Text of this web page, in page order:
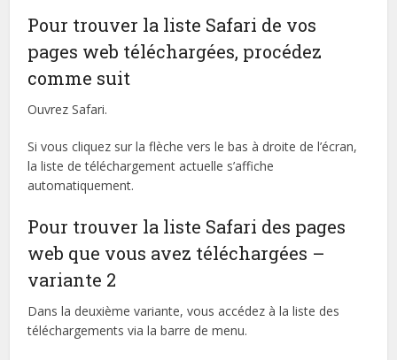
Pour trouver la liste Safari de vos
pages web téléchargées, procédez
comme suit
Ouvrez Safari.
Si vous cliquez sur la flèche vers le bas à droite de l’écran,
la liste de téléchargement actuelle s’affiche
automatiquement.
Pour trouver la liste Safari des pages
web que vous avez téléchargées –
variante 2
Dans la deuxième variante, vous accédez à la liste des
téléchargements via la barre de menu.